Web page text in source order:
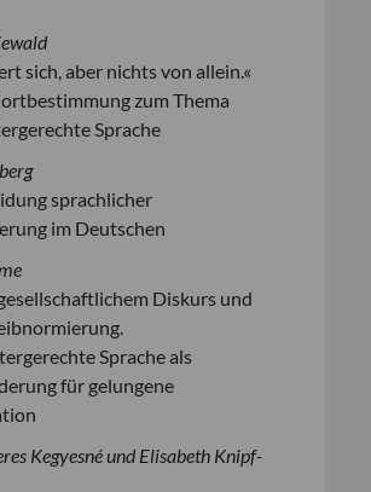
sich, aber nichts von allein.«
zum Thema
Sprache
sprachlicher
im Deutschen
Diskurs und
Sprache als
für gelungene
Kegyesné und Elisabeth Knipf-